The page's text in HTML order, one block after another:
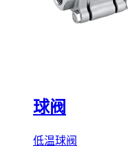
球阀
低温球阀